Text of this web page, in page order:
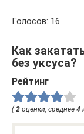
Голосов: 16
Как
без уксуса?
Рейтинг
(2 оценки, среднее 4